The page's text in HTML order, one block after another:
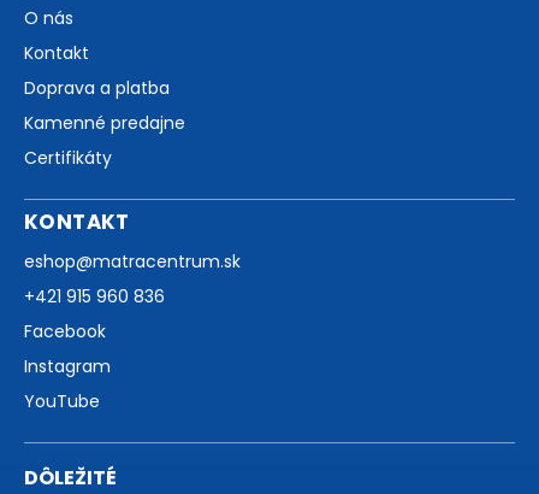
O nás
Kontakt
Doprava a platba
Kamenné predajne
Certifikáty
KONTAKT
eshop@matracentrum.sk
+421 915 960 836
Facebook
Instagram
YouTube
DÔLEŽITÉ